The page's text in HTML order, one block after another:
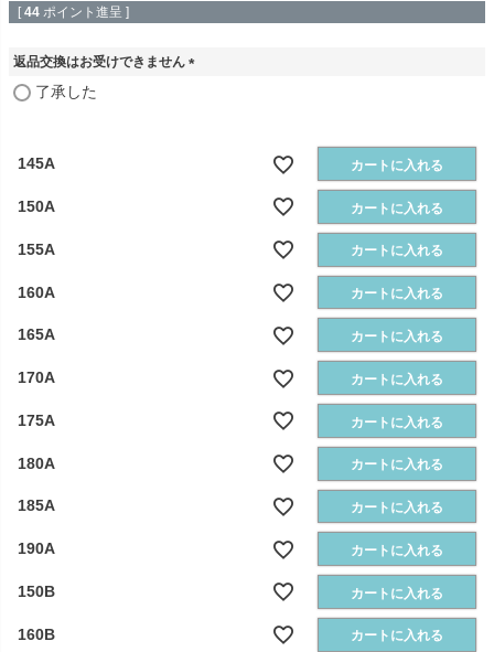
[ 44 ポイント進呈 ]
返品交換はお受けできません
了承した
145A カートに入れる
150A カートに入れる
155A カートに入れる
160A カートに入れる
165A カートに入れる
170A カートに入れる
175A カートに入れる
180A カートに入れる
185A カートに入れる
190A カートに入れる
150B カートに入れる
160B カートに入れる